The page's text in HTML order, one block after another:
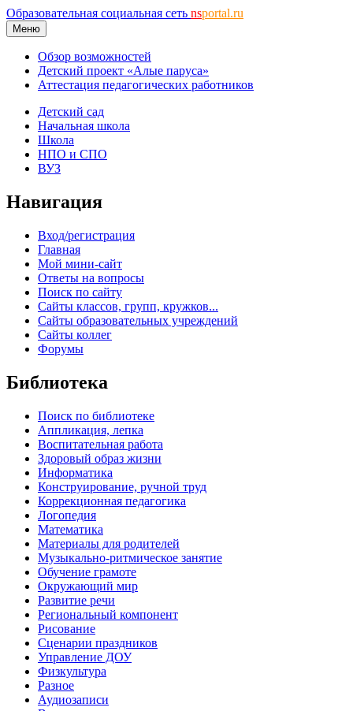
Образовательная социальная сеть nsportal.ru
Меню
Обзор возможностей
Детский проект «Алые паруса»
Аттестация педагогических работников
Детский сад
Начальная школа
Школа
НПО и СПО
ВУЗ
Навигация
Вход/регистрация
Главная
Мой мини-сайт
Ответы на вопросы
Поиск по сайту
Сайты классов, групп, кружков...
Сайты образовательных учреждений
Сайты коллег
Форумы
Библиотека
Поиск по библиотеке
Аппликация, лепка
Воспитательная работа
Здоровый образ жизни
Информатика
Конструирование, ручной труд
Коррекционная педагогика
Логопедия
Математика
Материалы для родителей
Музыкально-ритмическое занятие
Обучение грамоте
Окружающий мир
Развитие речи
Региональный компонент
Рисование
Сценарии праздников
Управление ДОУ
Физкультура
Разное
Аудиозаписи